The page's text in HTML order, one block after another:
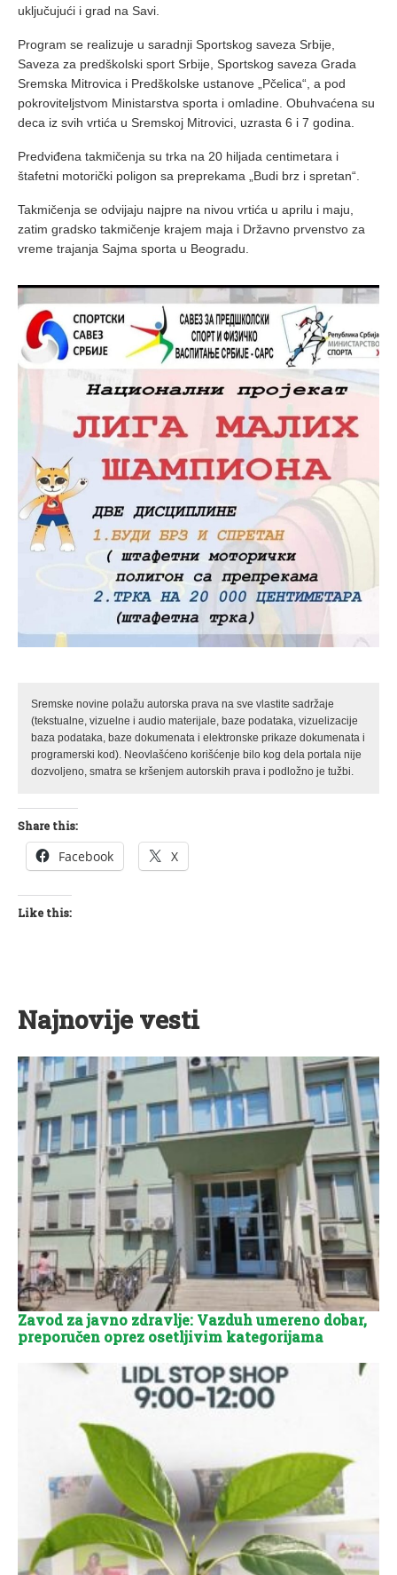
uključujući i grad na Savi.
Program se realizuje u saradnji Sportskog saveza Srbije,
Saveza za predškolski sport Srbije, Sportskog saveza Grada
Sremska Mitrovica i Predškolske ustanove „Pčelica“, a pod
pokroviteljstvom Ministarstva sporta i omladine. Obuhvaćena su
deca iz svih vrtića u Sremskoj Mitrovici, uzrasta 6 i 7 godina.
Predviđena takmičenja su trka na 20 hiljada centimetara i
štafetni motorički poligon sa preprekama „Budi brz i spretan“.
Takmičenja se odvijaju najpre na nivou vrtića u aprilu i maju,
zatim gradsko takmičenje krajem maja i Državno prvenstvo za
vreme trajanja Sajma sporta u Beogradu.
Sremske novine polažu autorska prava na sve vlastite sadržaje
(tekstualne, vizuelne i audio materijale, baze podataka, vizuelizacije
baza podataka, baze dokumenata i elektronske prikaze dokumenata i
programerski kod). Neovlašćeno korišćenje bilo kog dela portala nije
dozvoljeno, smatra se kršenjem autorskih prava i podložno je tužbi.
Share this:
Facebook X
Like this:
Najnovije vesti
Zavod za javno zdravlje: Vazduh umereno dobar,
preporučen oprez osetljivim kategorijama